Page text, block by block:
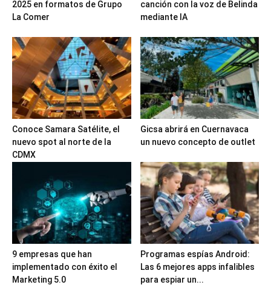
2025 en formatos de Grupo
La Comer
canción con la voz de Belinda
mediante IA
Conoce Samara Satélite, el
nuevo spot al norte de la
CDMX
Gicsa abrirá en Cuernavaca
un nuevo concepto de outlet
9 empresas que han
implementado con éxito el
Marketing 5.0
Programas espías Android:
Las 6 mejores apps infalibles
para espiar un...